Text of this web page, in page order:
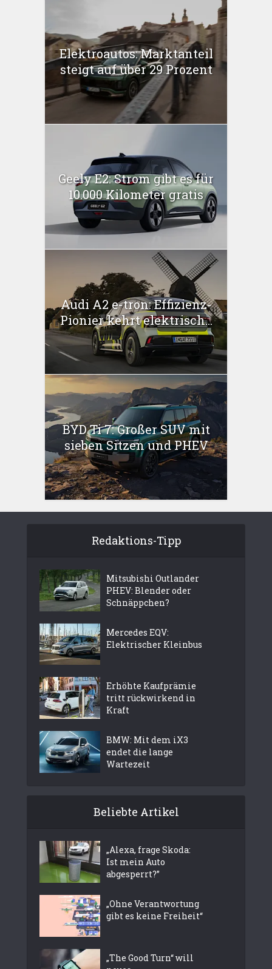
Elektroautos: Marktanteil
steigt auf über 29 Prozent
Geely E2: Strom gibt es für
10.000 Kilometer gratis
Audi A2 e-tron: Effizienz-
Pionier kehrt elektrisch...
BYD Ti 7: Großer SUV mit
sieben Sitzen und PHEV
Redaktions-Tipp
Mitsubishi Outlander
PHEV: Blender oder
Schnäppchen?
Mercedes EQV:
Elektrischer Kleinbus
Erhöhte Kaufprämie
tritt rückwirkend in
Kraft
BMW: Mit dem iX3
endet die lange
Wartezeit
Beliebte Artikel
„Alexa, frage Skoda:
Ist mein Auto
abgesperrt?”
„Ohne Verantwortung
gibt es keine Freiheit“
„The Good Turn“ will